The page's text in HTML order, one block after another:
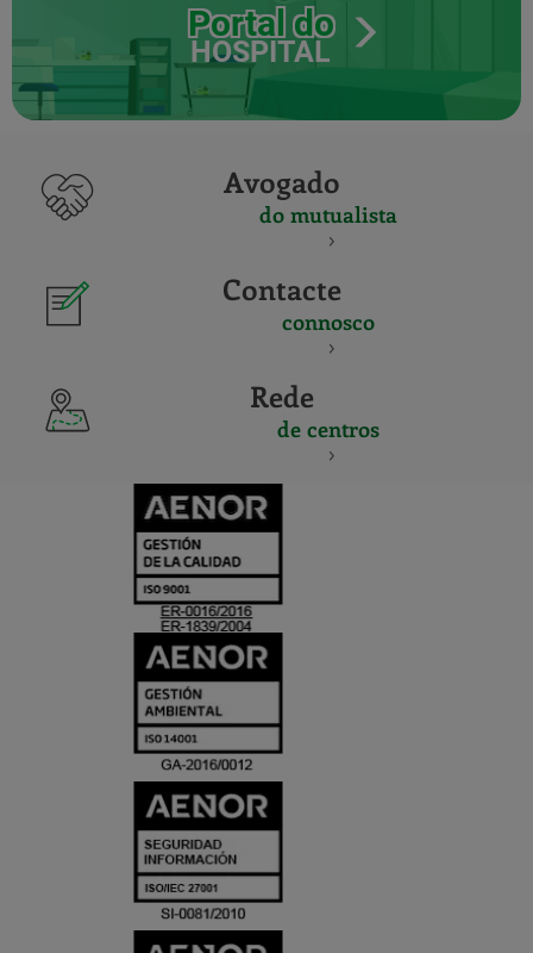
Portal do
HOSPITAL
Avogado
do mutualista
Contacte
connosco
Rede
de centros